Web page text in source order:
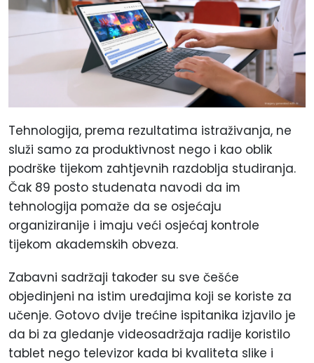
Tehnologija, prema rezultatima istraživanja, ne
služi samo za produktivnost nego i kao oblik
podrške tijekom zahtjevnih razdoblja studiranja.
Čak 89 posto studenata navodi da im
tehnologija pomaže da se osjećaju
organiziranije i imaju veći osjećaj kontrole
tijekom akademskih obveza.
Zabavni sadržaji također su sve češće
objedinjeni na istim uređajima koji se koriste za
učenje. Gotovo dvije trećine ispitanika izjavilo je
da bi za gledanje videosadržaja radije koristilo
tablet nego televizor kada bi kvaliteta slike i